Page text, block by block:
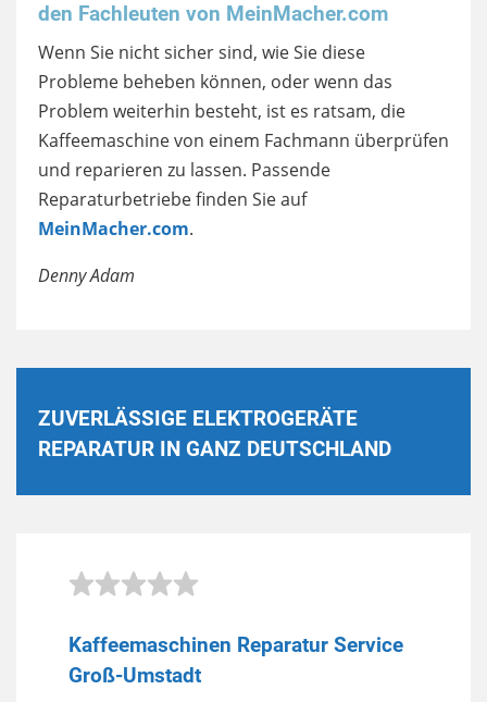
den Fachleuten von MeinMacher.com
Wenn Sie nicht sicher sind, wie Sie diese
Probleme beheben können, oder wenn das
Problem weiterhin besteht, ist es ratsam, die
Kaffeemaschine von einem Fachmann überprüfen
und reparieren zu lassen. Passende
Reparaturbetriebe finden Sie auf
MeinMacher.com.
Denny Adam
ZUVERLÄSSIGE ELEKTROGERÄTE
REPARATUR IN GANZ DEUTSCHLAND
Kaffeemaschinen Reparatur Service
Groß-Umstadt